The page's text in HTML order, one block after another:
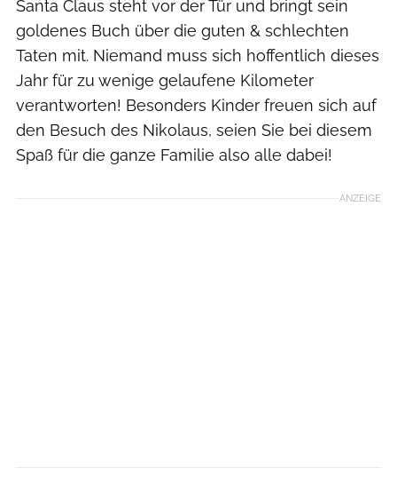
Santa Claus steht vor der Tür und bringt sein
goldenes Buch über die guten & schlechten
Taten mit. Niemand muss sich hoffentlich dieses
Jahr für zu wenige gelaufene Kilometer
verantworten! Besonders Kinder freuen sich auf
den Besuch des Nikolaus, seien Sie bei diesem
Spaß für die ganze Familie also alle dabei!
ANZEIGE